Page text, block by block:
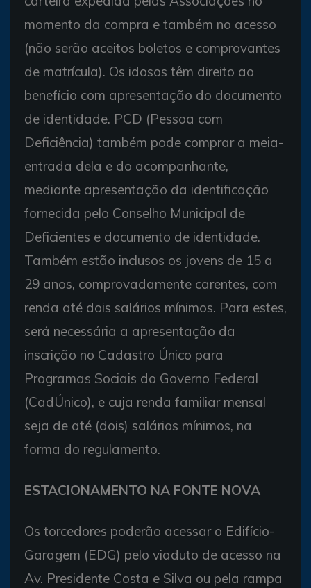
momento da compra e também no acesso
(não serão aceitos boletos e comprovantes
de matrícula). Os idosos têm direito ao
benefício com apresentação do documento
de identidade. PCD (Pessoa com
Deficiência) também pode comprar a meia-
entrada dela e do acompanhante,
mediante apresentação da identificação
fornecida pelo Conselho Municipal de
Deficientes e documento de identidade.
Também estão inclusos os jovens de 15 a
29 anos, comprovadamente carentes, com
renda até dois salários mínimos. Para estes,
será necessária a apresentação da
inscrição no Cadastro Único para
Programas Sociais do Governo Federal
(CadÚnico), e cuja renda familiar mensal
seja de até (dois) salários mínimos, na
forma do regulamento.
ESTACIONAMENTO NA FONTE NOVA
Os torcedores poderão acessar o Edifício-
Garagem (EDG) pelo viaduto de acesso na
Av. Presidente Costa e Silva ou pela rampa